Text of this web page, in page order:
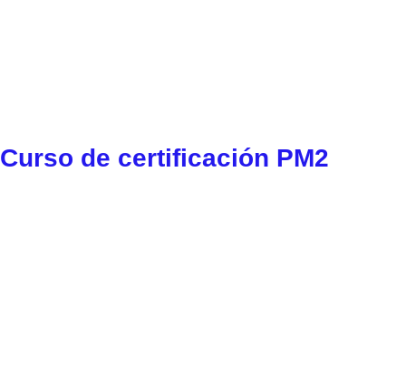
Curso de certificación PM2